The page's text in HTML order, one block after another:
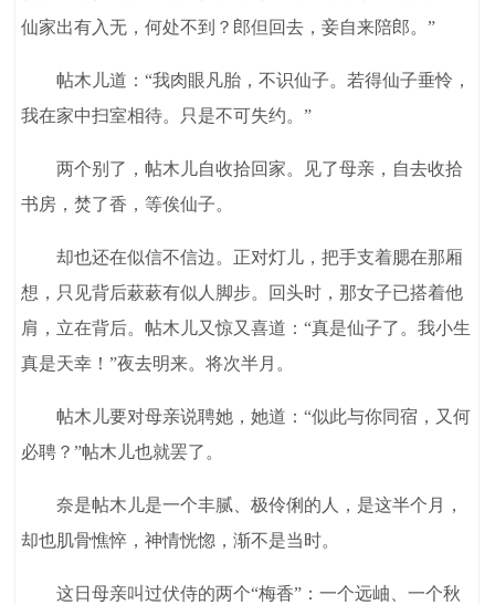
仙家出有入无，何处不到？郎但回去，妾自来陪郎。”
帖木儿道：“我肉眼凡胎，不识仙子。若得仙子垂怜，
我在家中扫室相待。只是不可失约。”
两个别了，帖木儿自收拾回家。见了母亲，自去收拾
书房，焚了香，等俟仙子。
却也还在似信不信边。正对灯儿，把手支着腮在那厢
想，只见背后蔌蔌有似人脚步。回头时，那女子已搭着他
肩，立在背后。帖木儿又惊又喜道：“真是仙子了。我小生
真是天幸！”夜去明来。将次半月。
帖木儿要对母亲说聘她，她道：“似此与你同宿，又何
必聘？”帖木儿也就罢了。
奈是帖木儿是一个丰腻、极伶俐的人，是这半个月，
却也肌骨憔悴，神情恍惚，渐不是当时。
这日母亲叫过伏侍的两个“梅香”：一个远岫、一个秋